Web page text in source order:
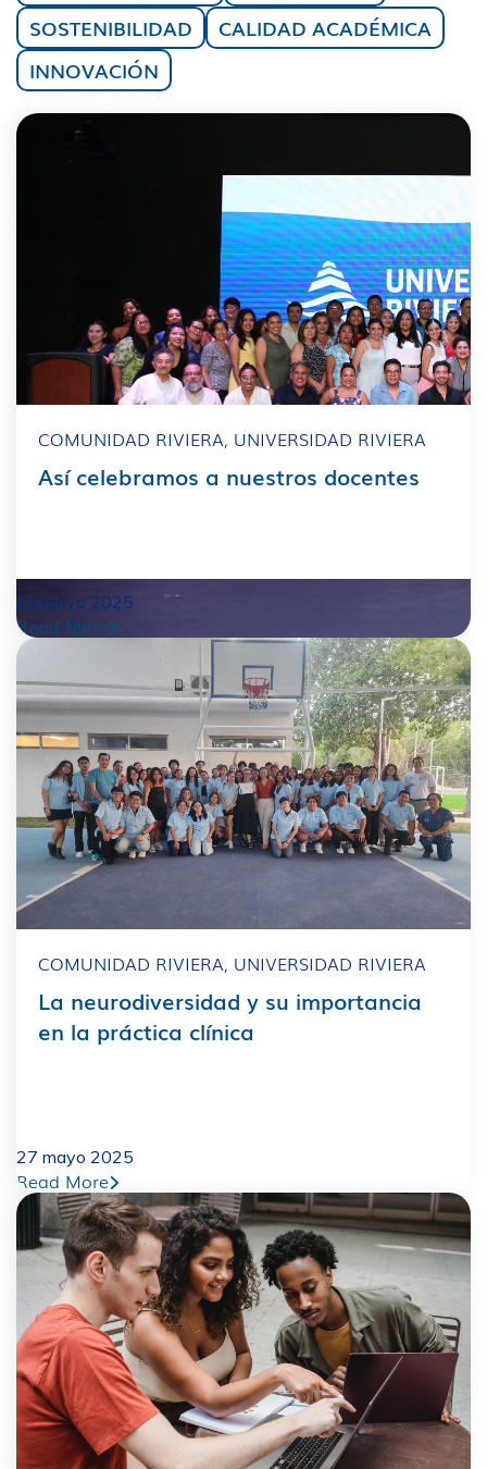
SOSTENIBILIDAD
CALIDAD ACADÉMICA
INNOVACIÓN
COMUNIDAD RIVIERA, UNIVERSIDAD RIVIERA
Así celebramos a nuestros docentes
28 mayo 2025
Read More
COMUNIDAD RIVIERA, UNIVERSIDAD RIVIERA
La neurodiversidad y su importancia
en la práctica clínica
27 mayo 2025
Read More